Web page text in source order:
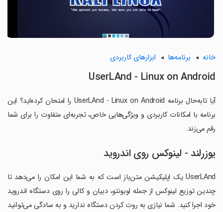
خانه برنامه‌ها ابزارهای کاربردی
UserLAnd - Linux on Android
آیا تابه‌حال برنامه UserLAnd - Linux on Android را امتحان کرده‌اید؟ این
برنامه با امکانات کاربردی و ویژگی‌هایی خاص، تجربه‌ای متفاوت را برای شما
رقم می‌زند.
یوزرلند - لینوکس روی اندروید
UserLAnd یک اپلیکیشن متن‌باز است که به شما این امکان را می‌دهد تا
چندین توزیع لینوکس از جمله اوبونتو، دبیان و کالی را روی دستگاه اندروید
خود اجرا کنید. شما نیازی به روت کردن دستگاه ندارید و به سادگی می‌توانید